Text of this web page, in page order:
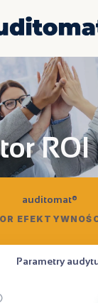
ROI
auditomat®
Parametry